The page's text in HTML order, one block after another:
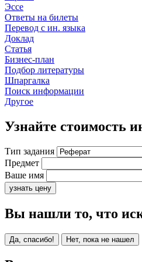
Эссе
Ответы на билеты
Перевод с ин. языка
Доклад
Статья
Бизнес-план
Подбор литературы
Шпаргалка
Поиск информации
Другое
Узнайте стоимость
Тип задания
Предмет
Ваше имя
узнать цену
Вы нашли то, что
Да, спасибо! Нет, пока не нашел